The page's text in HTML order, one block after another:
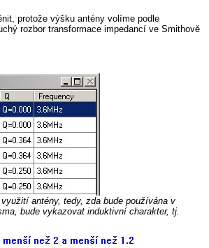
protože výšku antény volíme podle
rozbor transformace impedancí ve Smithově
antény, tedy, zda bude používána v
bude vykazovat induktivní charakter, tj.